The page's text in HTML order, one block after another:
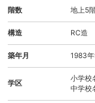
階数 地上5
構造 RC造
築年月 1983
学区
小学校
中学校